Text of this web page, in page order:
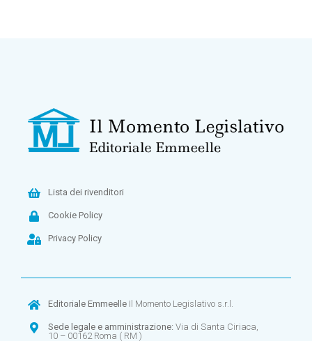
Lista dei rivenditori
Cookie Policy
Privacy Policy
Editoriale EmmeelleIl Momento Legislativo s.r.l.
Sede legale e amministrazione: Via di Santa Ciriaca,
10 – 00162 Roma ( RM )